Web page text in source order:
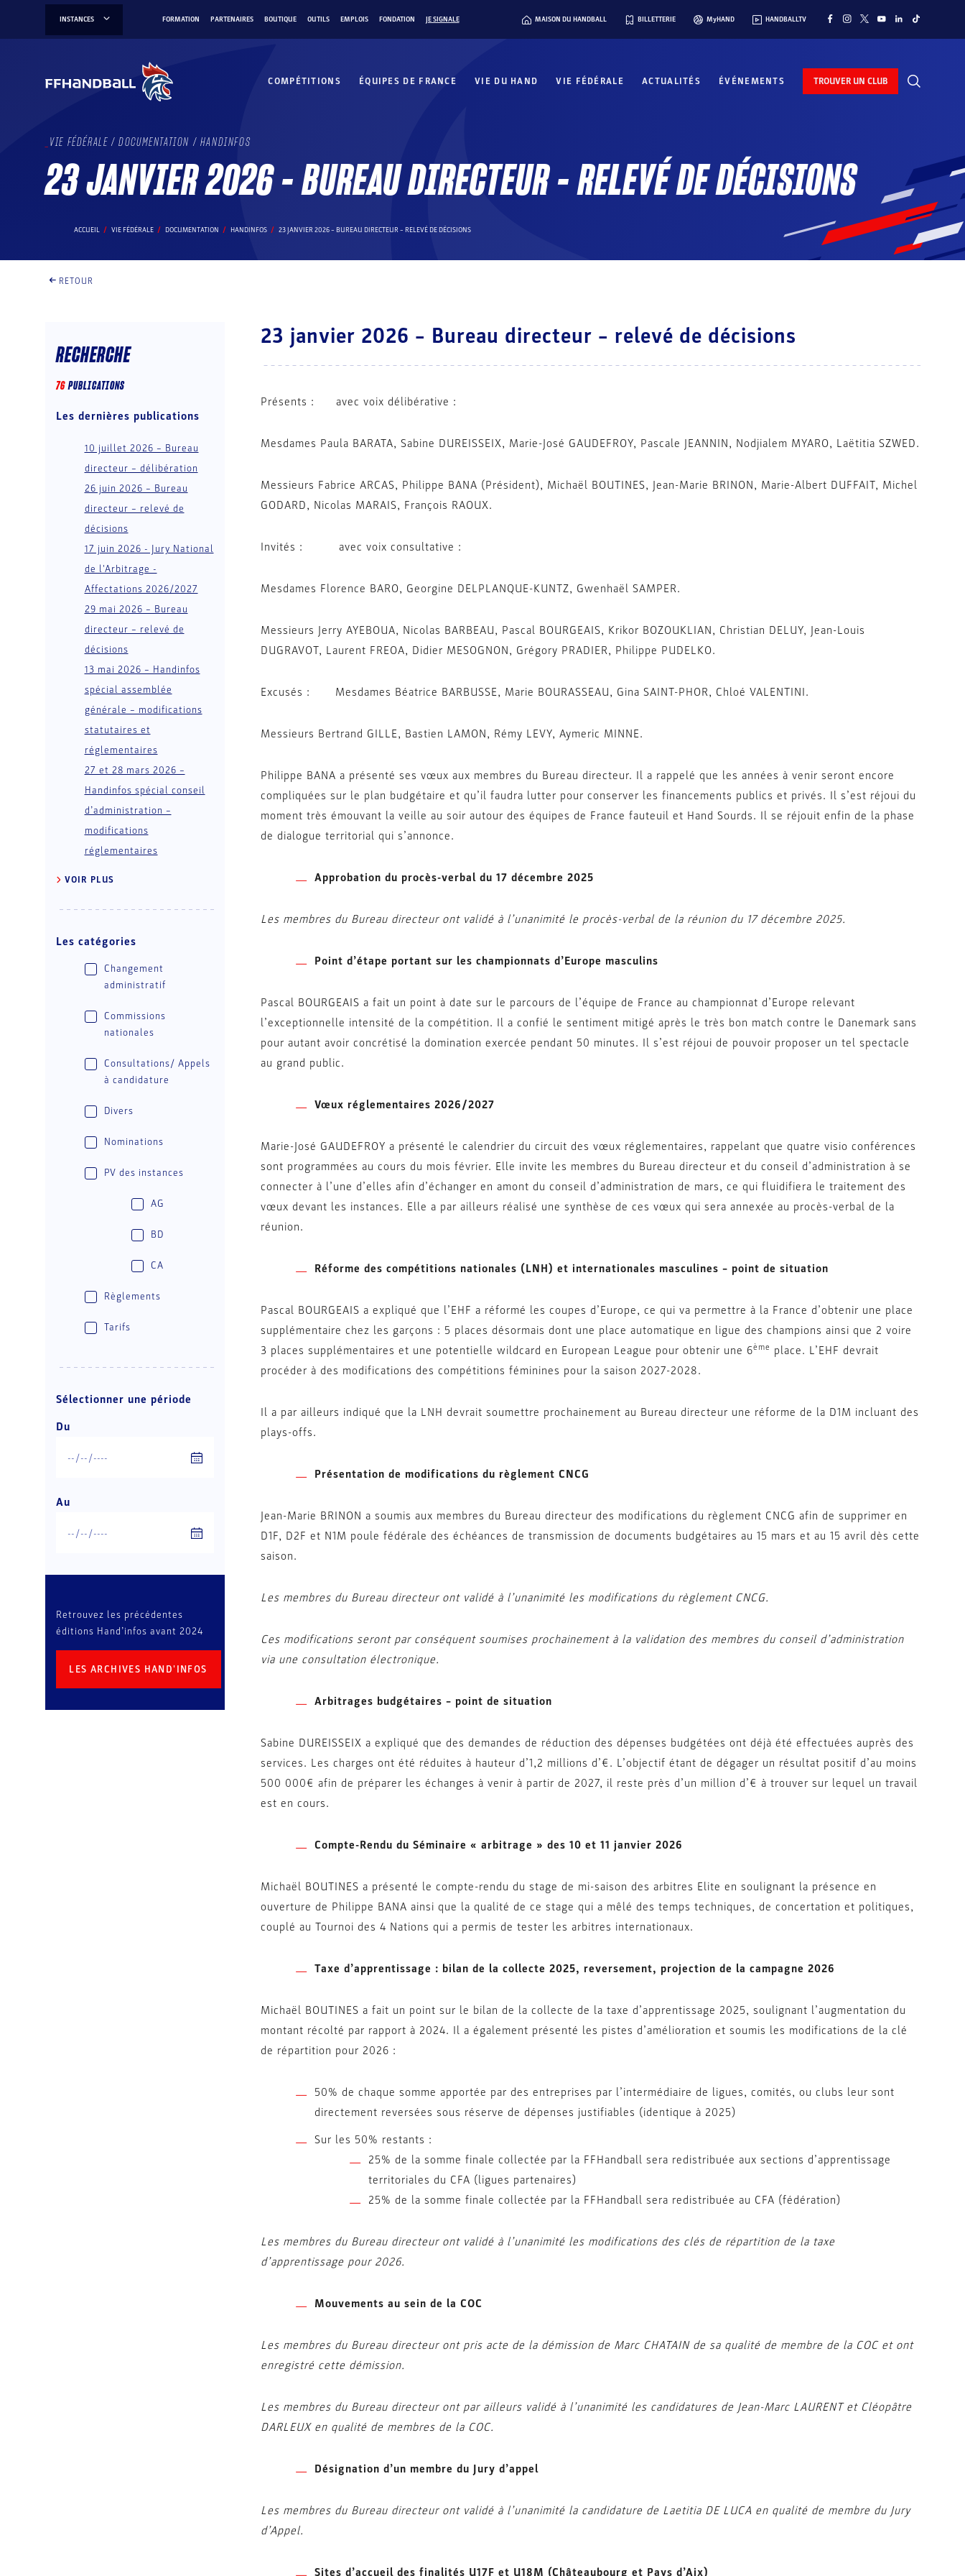
INSTANCES FORMATION PARTENAIRES BOUTIQUE OUTILS EMPLOIS FONDATION JE SIGNALE MAISON DU HANDBALL BILLETTERIE MyHAND HANDBALLTV
COMPÉTITIONS ÉQUIPES DE FRANCE VIE DU HAND VIE FÉDÉRALE ACTUALITÉS ÉVÉNEMENTS TROUVER UN CLUB
VIE FÉDÉRALE / DOCUMENTATION / HANDINFOS
23 JANVIER 2026 – BUREAU DIRECTEUR – RELEVÉ DE DÉCISIONS
ACCUEIL VIE FÉDÉRALE DOCUMENTATION HANDINFOS 23 JANVIER 2026 – BUREAU DIRECTEUR – RELEVÉ DE DÉCISIONS
RETOUR
RECHERCHE
76PUBLICATIONS
Les dernières publications
10 juillet 2026 – Bureau
directeur – délibération
26 juin 2026 – Bureau
directeur – relevé de
décisions
17 juin 2026 - Jury National
de l'Arbitrage -
Affectations 2026/2027
29 mai 2026 – Bureau
directeur – relevé de
décisions
13 mai 2026 – Handinfos
spécial assemblée
générale – modifications
statutaires et
réglementaires
27 et 28 mars 2026 –
Handinfos spécial conseil
d’administration –
modifications
réglementaires
VOIR PLUS
Les catégories
Changement
administratif
Commissions
nationales
Consultations/ Appels
à candidature
Divers
Nominations
PV des instances
AG
BD
CA
Règlements
Tarifs
Sélectionner une période
Du
Au
Retrouvez les précédentes
éditions Hand’infos avant 2024
LES ARCHIVES HAND'INFOS
23 janvier 2026 – Bureau directeur – relevé de décisions
Présents : avec voix délibérative :
Mesdames Paula BARATA, Sabine DUREISSEIX, Marie-José GAUDEFROY, Pascale JEANNIN, Nodjialem MYARO, Laëtitia SZWED.
Messieurs Fabrice ARCAS, Philippe BANA (Président), Michaël BOUTINES, Jean-Marie BRINON, Marie-Albert DUFFAIT, Michel
GODARD, Nicolas MARAIS, François RAOUX.
Invités : avec voix consultative :
Mesdames Florence BARO, Georgine DELPLANQUE-KUNTZ, Gwenhaël SAMPER.
Messieurs Jerry AYEBOUA, Nicolas BARBEAU, Pascal BOURGEAIS, Krikor BOZOUKLIAN, Christian DELUY, Jean-Louis
DUGRAVOT, Laurent FREOA, Didier MESOGNON, Grégory PRADIER, Philippe PUDELKO.
Excusés : Mesdames Béatrice BARBUSSE, Marie BOURASSEAU, Gina SAINT-PHOR, Chloé VALENTINI.
Messieurs Bertrand GILLE, Bastien LAMON, Rémy LEVY, Aymeric MINNE.
Philippe BANA a présenté ses vœux aux membres du Bureau directeur. Il a rappelé que les années à venir seront encore
compliquées sur le plan budgétaire et qu’il faudra lutter pour conserver les financements publics et privés. Il s’est réjoui du
moment très émouvant la veille au soir autour des équipes de France fauteuil et Hand Sourds. Il se réjouit enfin de la phase
de dialogue territorial qui s’annonce.
Approbation du procès-verbal du 17 décembre 2025
Les membres du Bureau directeur ont validé à l’unanimité le procès-verbal de la réunion du 17 décembre 2025.
Point d’étape portant sur les championnats d’Europe masculins
Pascal BOURGEAIS a fait un point à date sur le parcours de l’équipe de France au championnat d’Europe relevant
l’exceptionnelle intensité de la compétition. Il a confié le sentiment mitigé après le très bon match contre le Danemark sans
pour autant avoir concrétisé la domination exercée pendant 50 minutes. Il s’est réjoui de pouvoir proposer un tel spectacle
au grand public.
Vœux réglementaires 2026/2027
Marie-José GAUDEFROY a présenté le calendrier du circuit des vœux réglementaires, rappelant que quatre visio conférences
sont programmées au cours du mois février. Elle invite les membres du Bureau directeur et du conseil d’administration à se
connecter à l’une d’elles afin d’échanger en amont du conseil d’administration de mars, ce qui fluidifiera le traitement des
vœux devant les instances. Elle a par ailleurs réalisé une synthèse de ces vœux qui sera annexée au procès-verbal de la
réunion.
Réforme des compétitions nationales (LNH) et internationales masculines – point de situation
Pascal BOURGEAIS a expliqué que l’EHF a réformé les coupes d’Europe, ce qui va permettre à la France d’obtenir une place
supplémentaire chez les garçons : 5 places désormais dont une place automatique en ligue des champions ainsi que 2 voire
3 places supplémentaires et une potentielle wildcard en European League pour obtenir une 6ème place. L’EHF devrait
procéder à des modifications des compétitions féminines pour la saison 2027-2028.
Il a par ailleurs indiqué que la LNH devrait soumettre prochainement au Bureau directeur une réforme de la D1M incluant des
plays-offs.
Présentation de modifications du règlement CNCG
Jean-Marie BRINON a soumis aux membres du Bureau directeur des modifications du règlement CNCG afin de supprimer en
D1F, D2F et N1M poule fédérale des échéances de transmission de documents budgétaires au 15 mars et au 15 avril dès cette
saison.
Les membres du Bureau directeur ont validé à l’unanimité les modifications du règlement CNCG.
Ces modifications seront par conséquent soumises prochainement à la validation des membres du conseil d’administration
via une consultation électronique.
Arbitrages budgétaires – point de situation
Sabine DUREISSEIX a expliqué que des demandes de réduction des dépenses budgétées ont déjà été effectuées auprès des
services. Les charges ont été réduites à hauteur d’1,2 millions d’€. L’objectif étant de dégager un résultat positif d’au moins
500 000€ afin de préparer les échanges à venir à partir de 2027, il reste près d’un million d’€ à trouver sur lequel un travail
est en cours.
Compte-Rendu du Séminaire « arbitrage » des 10 et 11 janvier 2026
Michaël BOUTINES a présenté le compte-rendu du stage de mi-saison des arbitres Elite en soulignant la présence en
ouverture de Philippe BANA ainsi que la qualité de ce stage qui a mêlé des temps techniques, de concertation et politiques,
couplé au Tournoi des 4 Nations qui a permis de tester les arbitres internationaux.
Taxe d’apprentissage : bilan de la collecte 2025, reversement, projection de la campagne 2026
Michaël BOUTINES a fait un point sur le bilan de la collecte de la taxe d’apprentissage 2025, soulignant l’augmentation du
montant récolté par rapport à 2024. Il a également présenté les pistes d’amélioration et soumis les modifications de la clé
de répartition pour 2026 :
50% de chaque somme apportée par des entreprises par l’intermédiaire de ligues, comités, ou clubs leur sont
directement reversées sous réserve de dépenses justifiables (identique à 2025)
Sur les 50% restants :
25% de la somme finale collectée par la FFHandball sera redistribuée aux sections d’apprentissage
territoriales du CFA (ligues partenaires)
25% de la somme finale collectée par la FFHandball sera redistribuée au CFA (fédération)
Les membres du Bureau directeur ont validé à l’unanimité les modifications des clés de répartition de la taxe
d’apprentissage pour 2026.
Mouvements au sein de la COC
Les membres du Bureau directeur ont pris acte de la démission de Marc CHATAIN de sa qualité de membre de la COC et ont
enregistré cette démission.
Les membres du Bureau directeur ont par ailleurs validé à l’unanimité les candidatures de Jean-Marc LAURENT et Cléopâtre
DARLEUX en qualité de membres de la COC.
Désignation d’un membre du Jury d’appel
Les membres du Bureau directeur ont validé à l’unanimité la candidature de Laetitia DE LUCA en qualité de membre du Jury
d’Appel.
Sites d’accueil des finalités U17F et U18M (Châteaubourg et Pays d’Aix)